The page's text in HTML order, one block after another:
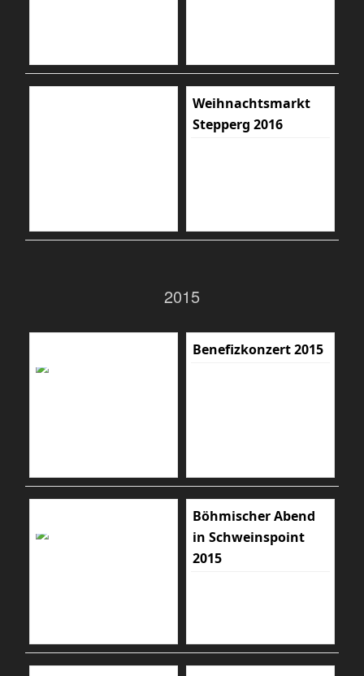
Weihnachtsmarkt
Stepperg 2016
2015
Benefizkonzert 2015
Böhmischer Abend
in Schweinspoint
2015